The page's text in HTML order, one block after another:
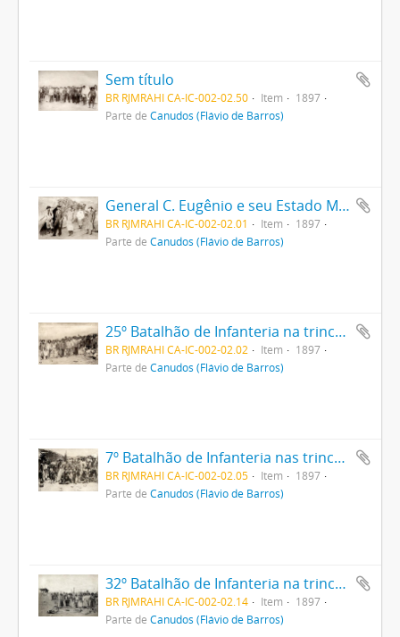
Sem título
BR RJMRAHI CA-IC-002-02.50 Item
1897
Parte de Canudos (Flávio de Barros)
General C. Eugênio e seu Estado Maior
BR RJMRAHI CA-IC-002-02.01 Item
1897
Parte de Canudos (Flávio de Barros)
25º Batalhão de Infanteria na trincheira
BR RJMRAHI CA-IC-002-02.02 Item
1897
Parte de Canudos (Flávio de Barros)
7º Batalhão de Infanteria nas trincheiras
BR RJMRAHI CA-IC-002-02.05 Item
1897
Parte de Canudos (Flávio de Barros)
32º Batalhão de Infanteria na trincheira
BR RJMRAHI CA-IC-002-02.14 Item
1897
Parte de Canudos (Flávio de Barros)